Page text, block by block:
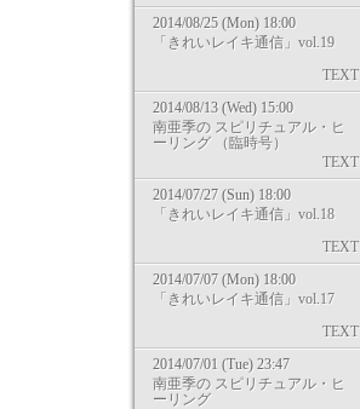
2014/08/25 (Mon) 18:00
「きれいレイキ通信」vol.19
TEXT
2014/08/13 (Wed) 15:00
南亜季の スピリチュアル・ヒ
ーリング （臨時号）
TEXT
2014/07/27 (Sun) 18:00
「きれいレイキ通信」vol.18
TEXT
2014/07/07 (Mon) 18:00
「きれいレイキ通信」vol.17
TEXT
2014/07/01 (Tue) 23:47
南亜季の スピリチュアル・ヒ
ーリング